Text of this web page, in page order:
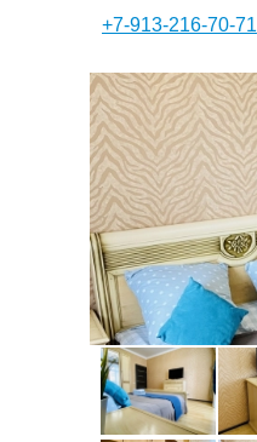
+7-913-216-70-71